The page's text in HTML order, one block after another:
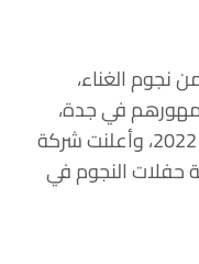
الغناء،
في جدة،
ضمن فعاليات وحفلات موسم جدة 2022، وأعلنت شركة
حفلات النجوم في